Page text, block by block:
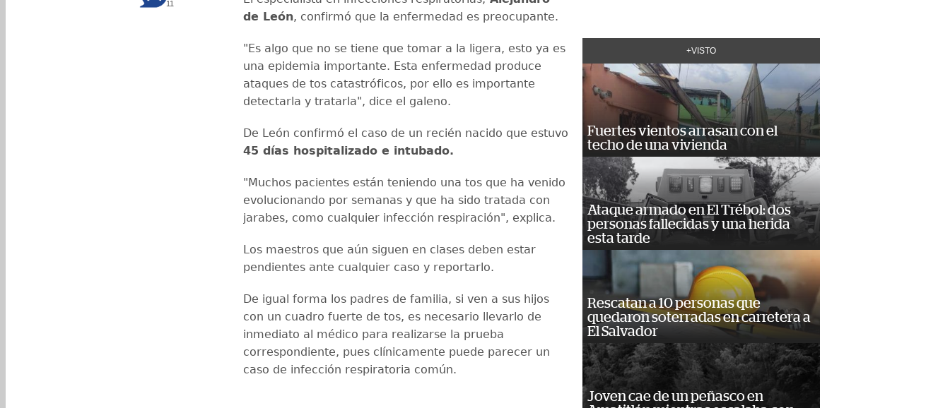
11
de León, confirmó que la enfermedad es preocupante.
"Es algo que no se tiene que tomar a la ligera, esto ya es
una epidemia importante. Esta enfermedad produce
ataques de tos catastróficos, por ello es importante
detectarla y tratarla", dice el galeno.
De León confirmó el caso de un recién nacido que estuvo
45 días hospitalizado e intubado.
"Muchos pacientes están teniendo una tos que ha venido
evolucionando por semanas y que ha sido tratada con
jarabes, como cualquier infección respiración", explica.
Los maestros que aún siguen en clases deben estar
pendientes ante cualquier caso y reportarlo.
De igual forma los padres de familia, si ven a sus hijos
con un cuadro fuerte de tos, es necesario llevarlo de
inmediato al médico para realizarse la prueba
correspondiente, pues clínicamente puede parecer un
caso de infección respiratoria común.
+VISTO
Fuertes vientos arrasan con el
techo de una vivienda
Ataque armado en El Trébol: dos
personas fallecidas y una herida
esta tarde
Rescatan a 10 personas que
quedaron soterradas en carretera a
El Salvador
Joven cae de un peñasco en